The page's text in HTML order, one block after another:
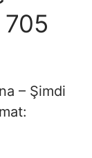
705
– Şimdi